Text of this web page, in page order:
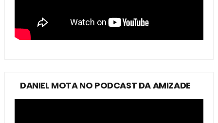
DANIEL MOTA NO PODCAST DA AMIZADE